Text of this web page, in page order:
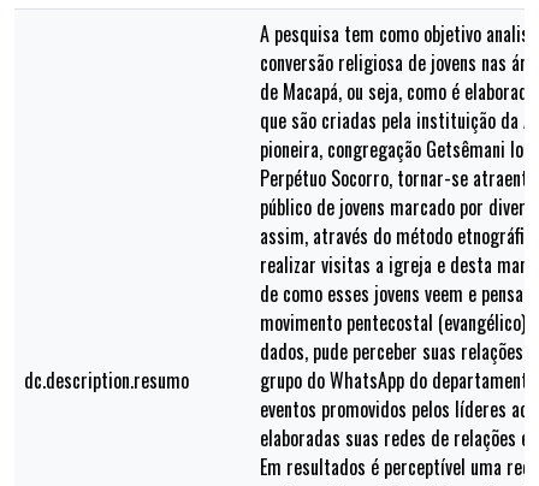
dc.description.resumo
A pesquisa tem como objetivo
conversão religiosa de jovens nas
de Macapá, ou seja, como é
que são criadas pela instituição da
pioneira, congregação Getsêmani
Perpétuo Socorro, tornar-se
público de jovens marcado por
assim, através do método
realizar visitas a igreja e desta
de como esses jovens veem e
movimento pentecostal
dados, pude perceber suas relações
grupo do WhatsApp do
eventos promovidos pelos líderes
elaboradas suas redes de relações
Em resultados é perceptível uma